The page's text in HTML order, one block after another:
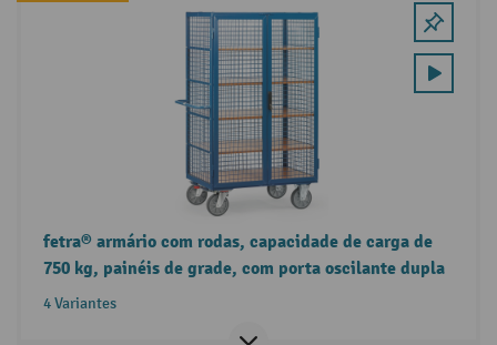
fetra® armário com rodas, capacidade de carga de
750 kg, painéis de grade, com porta oscilante dupla
4 Variantes